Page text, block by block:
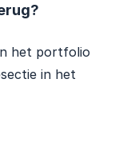
het portfolio
in het